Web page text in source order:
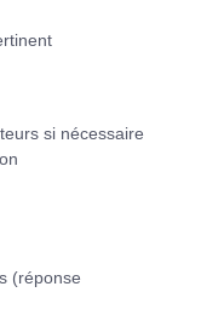
si nécessaire
(réponse